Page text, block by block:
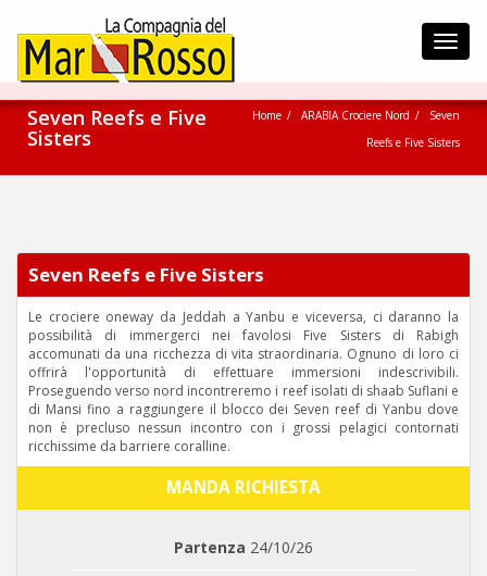
Seven Reefs e Five
Sisters
Home ARABIA Crociere Nord
Seven
Reefs e Five Sisters
Seven Reefs e Five Sisters
Le crociere oneway da Jeddah a Yanbu e viceversa, ci daranno la
possibilità di immergerci nei favolosi Five Sisters di Rabigh
accomunati da una ricchezza di vita straordinaria. Ognuno di loro ci
offrirà l'opportunità di effettuare immersioni indescrivibili.
Proseguendo verso nord incontreremo i reef isolati di shaab Suflani e
di Mansi fino a raggiungere il blocco dei Seven reef di Yanbu dove
non è precluso nessun incontro con i grossi pelagici contornati
ricchissime da barriere coralline.
MANDA RICHIESTA
Partenza 24/10/26